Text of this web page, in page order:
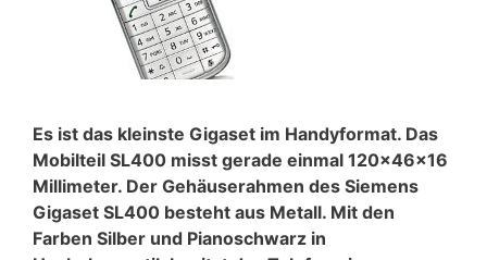
Es ist das kleinste Gigaset im Handyformat. Das
Mobilteil SL400 misst gerade einmal 120x46x16
Millimeter. Der Gehäuserahmen des Siemens
Gigaset SL400 besteht aus Metall. Mit den
Farben Silber und Pianoschwarz in